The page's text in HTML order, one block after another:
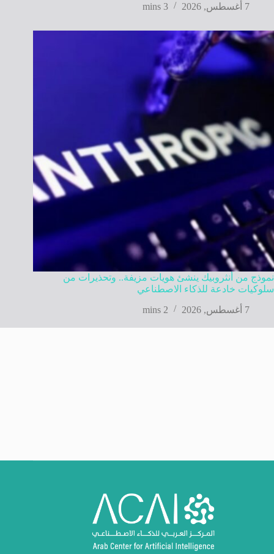
7 أغسطس, 2026
3 mins
نموذج من أنثروبيك ينشئ هويات مزيفة.. وتحذيرات من
سلوكيات خادعة للذكاء الاصطناعي
7 أغسطس, 2026
2 mins